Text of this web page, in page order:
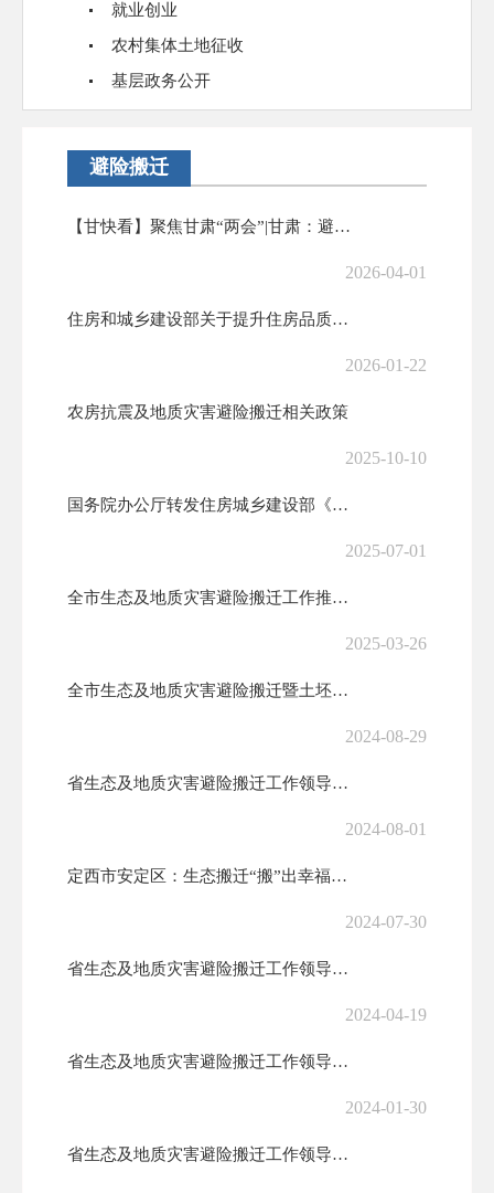
就业创业
农村集体土地征收
基层政务公开
避险搬迁
【甘快看】聚焦甘肃“两会”|甘肃：避险搬迁让46万群众住进幸福窝
2026-04-01
住房和城乡建设部关于提升住房品质的意见
2026-01-22
农房抗震及地质灾害避险搬迁相关政策
2025-10-10
国务院办公厅转发住房城乡建设部《关于进一步加强城市建筑垃圾治理的意见...
2025-07-01
全市生态及地质灾害避险搬迁工作推进会议召开
2025-03-26
全市生态及地质灾害避险搬迁暨土坯房改造提升“垃圾革命”推进会议召开
2024-08-29
省生态及地质灾害避险搬迁工作领导小组第九次会议暨工作推进会召开
2024-08-01
定西市安定区：生态搬迁“搬”出幸福好日子
2024-07-30
省生态及地质灾害避险搬迁工作领导小组第八次会议暨工作推进会召开 任振...
2024-04-19
省生态及地质灾害避险搬迁工作领导小组第七次会议暨工作推进会召开
2024-01-30
省生态及地质灾害避险搬迁工作领导小组第六次会议暨工作推进会召开